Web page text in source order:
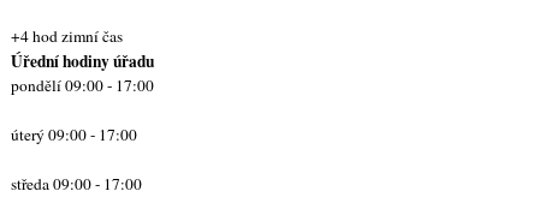
+4 hod zimní čas
Úřední hodiny úřadu
pondělí 09:00 - 17:00
úterý 09:00 - 17:00
středa 09:00 - 17:00